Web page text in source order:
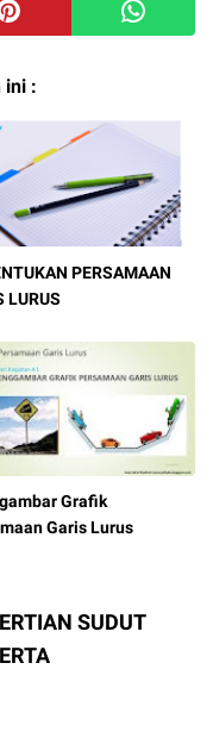
ini :
PERSAMAAN
LURUS
Grafik
Garis Lurus
SUDUT